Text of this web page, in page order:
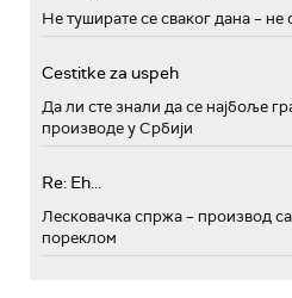
Не туширате се сваког дана – не
Cestitke za uspeh
Да ли сте знали да се најбоље
производе у Србији
Re: Eh...
Лесковачка спржа – производ
пореклом